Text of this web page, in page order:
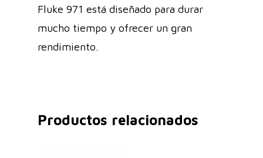
Fluke 971 está diseñado para durar
mucho tiempo y ofrecer un gran
rendimiento.
Productos relacionados